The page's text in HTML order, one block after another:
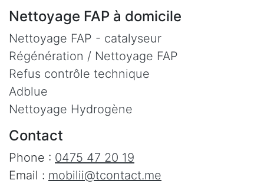
Nettoyage FAP à domicile
Nettoyage FAP - catalyseur
Régénération / Nettoyage FAP
Refus contrôle technique
Adblue
Nettoyage Hydrogène
Contact
Phone : 0475 47 20 19
Email : mobilii@tcontact.me